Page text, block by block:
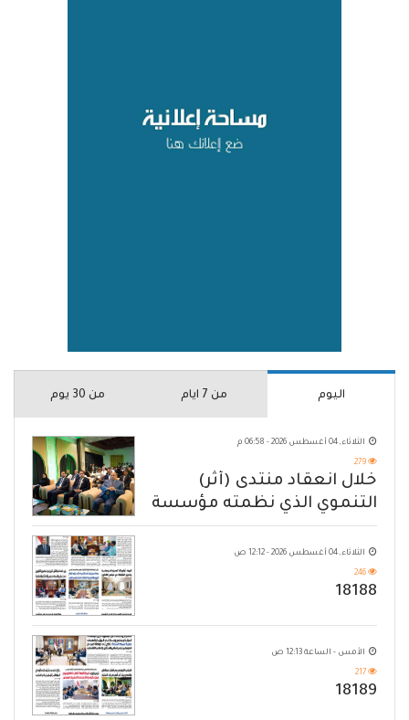
اليوم من 7 ايام من 30 يوم
الثلاثاء, 04 أغسطس 2026 - 06:58 م
279
خلال انعقاد منتدى (أثر)
التنموي الذي نظمته مؤسسة
حضرموت
الثلاثاء, 04 أغسطس 2026 - 12:12 ص
246
18188
الأمس - الساعة 12:13 ص
217
18189